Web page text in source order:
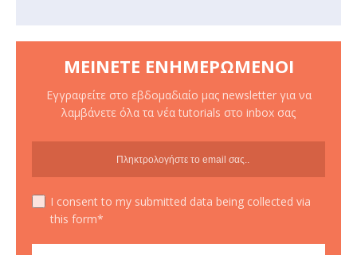
ΜΕΊΝΕΤΕ ΕΝΗΜΕΡΩΜΈΝΟΙ
Εγγραφείτε στο εβδομαδιαίο μας newsletter για να
λαμβάνετε όλα τα νέα tutorials στο inbox σας
I consent to my submitted data being collected via
this form*